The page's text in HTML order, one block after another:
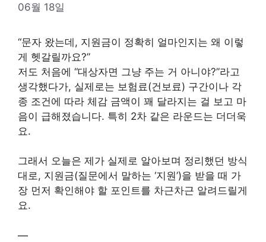
06월 18일
“문자 왔는데, 지원금이 정확히 얼마인지는 왜 이렇
게 헷갈릴까요?”
저도 처음에 “대상자면 그냥 주는 거 아니야?”라고
생각했다가, 실제로는 보험료(건보료) 구간이나 각
종 조건에 따라 체감 금액이 꽤 달라지는 걸 보고 마
음이 급해졌습니다. 특히 2차 같은 라운드는 더더욱
요.
그래서 오늘은 제가 실제로 알아보며 정리했던 방식
대로, 지원금(질문에서 말하는 ‘지원’)을 받을 때 가
장 먼저 확인해야 할 포인트를 차근차근 알려드릴게
요.
—